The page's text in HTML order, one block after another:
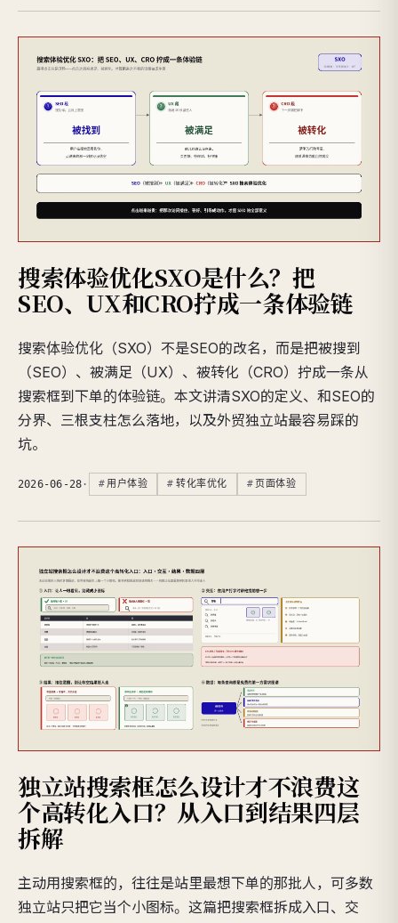
搜索体验优化SXO是什么？把
SEO、UX和CRO拧成一条体验链
搜索体验优化（SXO）不是SEO的改名，而是把被搜到
（SEO）、被满足（UX）、被转化（CRO）拧成一条从
搜索框到下单的体验链。本文讲清SXO的定义、和SEO的
分界、三根支柱怎么落地，以及外贸独立站最容易踩的
坑。
2026-06-28 · 用户体验 转化率优化 页面体验
独立站搜索框怎么设计才不浪费这
个高转化入口？从入口到结果四层
拆解
主动用搜索框的，往往是站里最想下单的那批人，可多数
独立站只把它当个小图标。这篇把搜索框拆成入口、交